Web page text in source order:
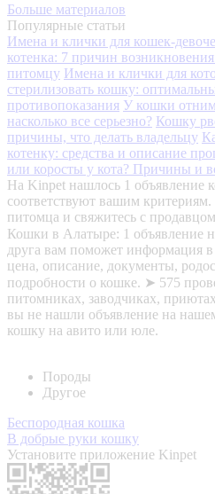
Больше материалов
Популярные статьи
Имена и клички для кошек-
котенка: 7 причин
питомцу Имена и клички для
стерилизовать кошку:
противопоказания У кошки
насколько все серьезно? Кошку
причины, что делать владельцу
котенку: средства и описание
или коросты у кота? Причины и
На Kinpet нашлось 1 объявление
соответствуют вашим
питомца и свяжитесь с
Кошки в Алатыре: 1 объявление
друга вам поможет информация
цена, описание, документы,
подробности о кошке. ➤ 575
питомниках, заводчиках,
вы не нашли объявление на
кошку на авито или юле.
Породы
Другое
Беспородная кошка
В добрые руки кошку
Установите приложение Kinpet